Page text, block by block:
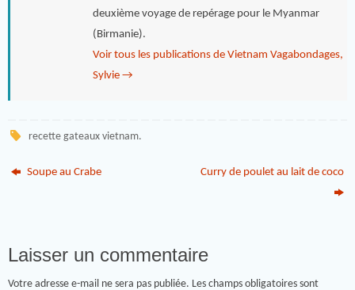
deuxième voyage de repérage pour le Myanmar
(Birmanie).
Voir tous les publications de Vietnam Vagabondages,
Sylvie →
recette gateaux vietnam.
Soupe au Crabe Curry de poulet au lait de coco
Laisser un commentaire
Votre adresse e-mail ne sera pas publiée. Les champs obligatoires sont